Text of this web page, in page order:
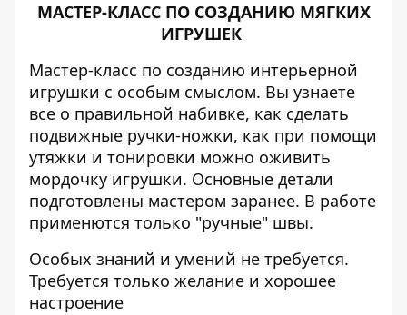
МАСТЕР-КЛАСС ПО СОЗДАНИЮ МЯГКИХ
ИГРУШЕК
Мастер-класс по созданию интерьерной
игрушки с особым смыслом. Вы узнаете
все о правильной набивке, как сделать
подвижные ручки-ножки, как при помощи
утяжки и тонировки можно оживить
мордочку игрушки. Основные детали
подготовлены мастером заранее. В работе
применются только "ручные" швы.
Особых знаний и умений не требуется.
Требуется только желание и хорошее
настроение